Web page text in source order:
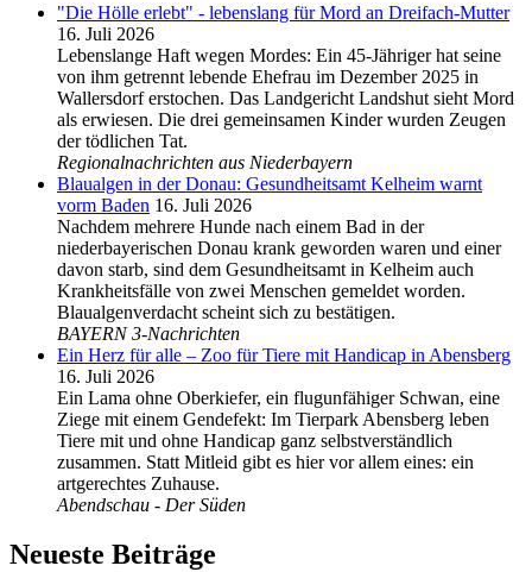
"Die Hölle erlebt" - lebenslang für Mord an Dreifach-Mutter
16. Juli 2026
Lebenslange Haft wegen Mordes: Ein 45-Jähriger hat seine
von ihm getrennt lebende Ehefrau im Dezember 2025 in
Wallersdorf erstochen. Das Landgericht Landshut sieht Mord
als erwiesen. Die drei gemeinsamen Kinder wurden Zeugen
der tödlichen Tat.
Regionalnachrichten aus Niederbayern
Blaualgen in der Donau: Gesundheitsamt Kelheim warnt
vorm Baden 16. Juli 2026
Nachdem mehrere Hunde nach einem Bad in der
niederbayerischen Donau krank geworden waren und einer
davon starb, sind dem Gesundheitsamt in Kelheim auch
Krankheitsfälle von zwei Menschen gemeldet worden.
Blaualgenverdacht scheint sich zu bestätigen.
BAYERN 3-Nachrichten
Ein Herz für alle – Zoo für Tiere mit Handicap in Abensberg
16. Juli 2026
Ein Lama ohne Oberkiefer, ein flugunfähiger Schwan, eine
Ziege mit einem Gendefekt: Im Tierpark Abensberg leben
Tiere mit und ohne Handicap ganz selbstverständlich
zusammen. Statt Mitleid gibt es hier vor allem eines: ein
artgerechtes Zuhause.
Abendschau - Der Süden
Neueste Beiträge